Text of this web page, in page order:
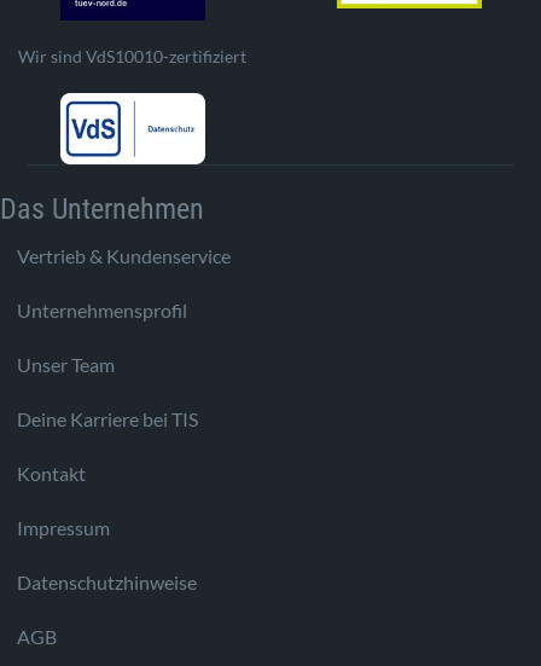
Wir sind VdS10010-zertifiziert
Das Unternehmen
Vertrieb & Kundenservice
Unternehmensprofil
Unser Team
Deine Karriere bei TIS
Kontakt
Impressum
Datenschutzhinweise
AGB